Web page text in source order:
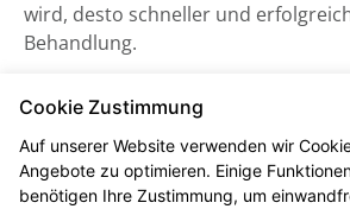
wird, desto schneller und
Behandlung.
Blutdruckmessung
Schwangerschaftsfrühtest
Cookie Zustimmung
Auf unserer Website verwenden wir
Angebote zu optimieren. Einige
benötigen Ihre Zustimmung, um